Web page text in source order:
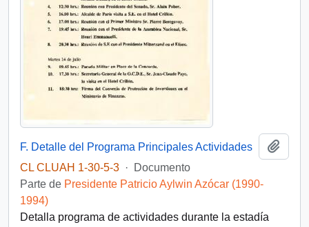
F. Detalle del Programa Principales Actividades
CL CLUAH 1-30-5-3 ·
Documento
Parte de Presidente Patricio Aylwin Azócar (1990-
1994)
Detalla programa de actividades durante la estadía